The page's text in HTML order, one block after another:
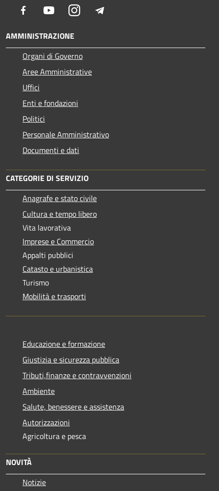
Facebook YoutubeInstagram
AMMINISTRAZIONE
Organi di Governo
Aree Amministrative
Uffici
Enti e fondazioni
Politici
Personale Amministrativo
Documenti e dati
CATEGORIE DI SERVIZIO
Anagrafe e stato civile
Cultura e tempo libero
Vita lavorativa
Imprese e Commercio
Appalti pubblici
Catasto e urbanistica
Turismo
Mobilità e trasporti
Educazione e formazione
Giustizia e sicurezza pubblica
Tributi,finanze e contravvenzioni
Ambiente
Salute, benessere e assistenza
Autorizzazioni
Agricoltura e pesca
NOVITÀ
Notizie